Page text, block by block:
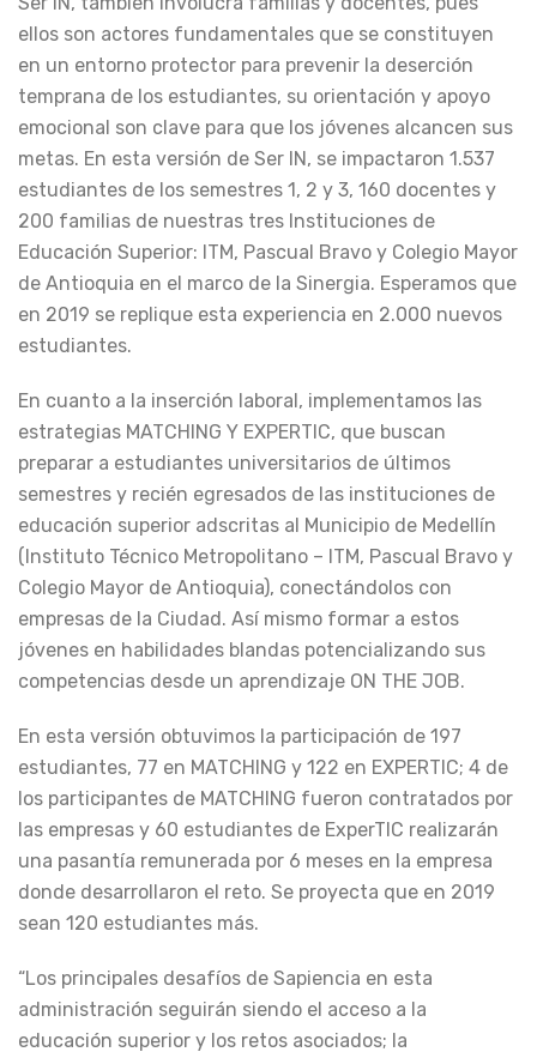
ellos son actores fundamentales que se constituyen
en un entorno protector para prevenir la deserción
temprana de los estudiantes, su orientación y apoyo
emocional son clave para que los jóvenes alcancen sus
metas. En esta versión de Ser IN, se impactaron 1.537
estudiantes de los semestres 1, 2 y 3, 160 docentes y
200 familias de nuestras tres Instituciones de
Educación Superior: ITM, Pascual Bravo y Colegio Mayor
de Antioquia en el marco de la Sinergia. Esperamos que
en 2019 se replique esta experiencia en 2.000 nuevos
estudiantes.
En cuanto a la inserción laboral, implementamos las
estrategias MATCHING Y EXPERTIC, que buscan
preparar a estudiantes universitarios de últimos
semestres y recién egresados de las instituciones de
educación superior adscritas al Municipio de Medellín
(Instituto Técnico Metropolitano – ITM, Pascual Bravo y
Colegio Mayor de Antioquia), conectándolos con
empresas de la Ciudad. Así mismo formar a estos
jóvenes en habilidades blandas potencializando sus
competencias desde un aprendizaje ON THE JOB.
En esta versión obtuvimos la participación de 197
estudiantes, 77 en MATCHING y 122 en EXPERTIC; 4 de
los participantes de MATCHING fueron contratados por
las empresas y 60 estudiantes de ExperTIC realizarán
una pasantía remunerada por 6 meses en la empresa
donde desarrollaron el reto. Se proyecta que en 2019
sean 120 estudiantes más.
“Los principales desafíos de Sapiencia en esta
administración seguirán siendo el acceso a la
educación superior y los retos asociados; la